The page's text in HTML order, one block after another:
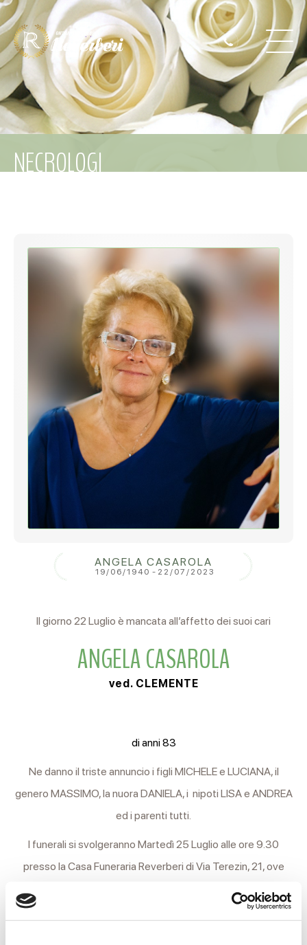
NECROLOGI
ANGELA CASAROLA
19/06/1940 - 22/07/2023
Il giorno 22 Luglio è mancata all’affetto dei suoi cari
ANGELA CASAROLA
ved. CLEMENTE
di anni 83
Ne danno il triste annuncio i figli MICHELE e LUCIANA, il
genero MASSIMO, la nuora DANIELA, i nipoti LISA e ANDREA
ed i parenti tutti.
I funerali si svolgeranno Martedì 25 Luglio alle ore 9.30
presso la Casa Funeraria Reverberi di Via Terezin, 21, ove
Al termine si proseguirà per il cimitero Nuovo di Coviolo, in